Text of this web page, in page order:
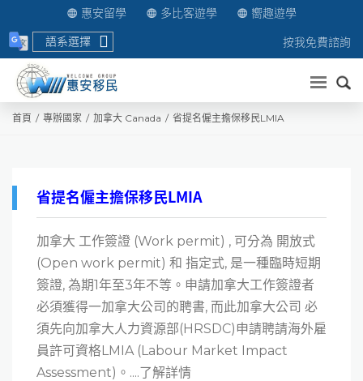
惠安留學 多比客遊學
嚮趣遊學
語系選擇
按我免費諮詢
送出
首頁 專辦國家 加拿大 Canada 省提名僱主擔保移民LMIA
省提名僱主擔保移民LMIA
加拿大 工作簽證 (Work permit) , 可分為 開放式
(Open work permit) 和 指定式, 是一種臨時短期
簽證, 為期1年至3年不等。申請加拿大工作簽證者
必須獲得一加拿大公司的聘書, 而此加拿大公司 必
須先向加拿大人力資源部(HRSDC)申請聘請海外雇
員許可資格LMIA (Labour Market Impact
Assessment)。....了解詳情